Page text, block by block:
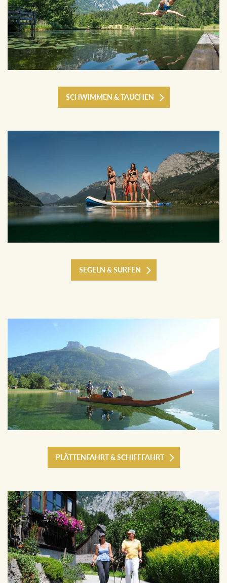
SCHWIMMEN & TAUCHEN
SEGELN & SURFEN
PLÄTTENFAHRT & SCHIFFFAHRT